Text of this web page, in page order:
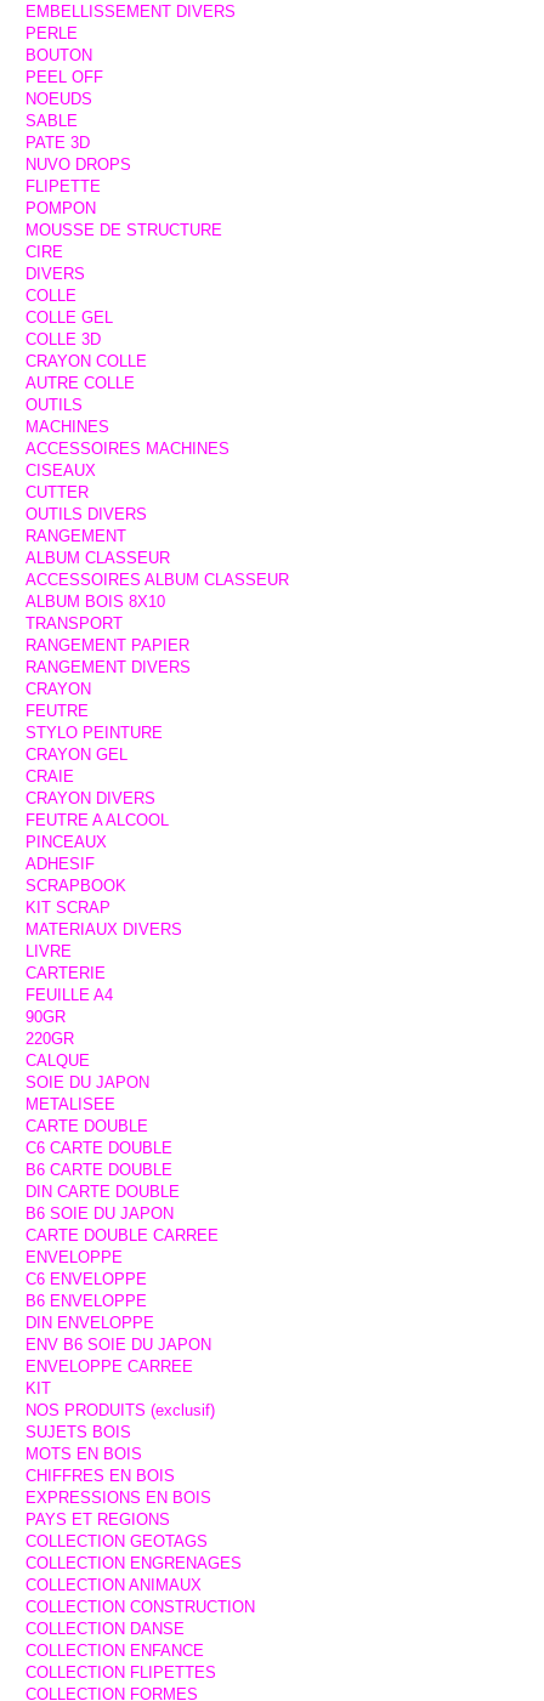
EMBELLISSEMENT DIVERS
PERLE
BOUTON
PEEL OFF
NOEUDS
SABLE
PATE 3D
NUVO DROPS
FLIPETTE
POMPON
MOUSSE DE STRUCTURE
CIRE
DIVERS
COLLE
COLLE GEL
COLLE 3D
CRAYON COLLE
AUTRE COLLE
OUTILS
MACHINES
ACCESSOIRES MACHINES
CISEAUX
CUTTER
OUTILS DIVERS
RANGEMENT
ALBUM CLASSEUR
ACCESSOIRES ALBUM CLASSEUR
ALBUM BOIS 8X10
TRANSPORT
RANGEMENT PAPIER
RANGEMENT DIVERS
CRAYON
FEUTRE
STYLO PEINTURE
CRAYON GEL
CRAIE
CRAYON DIVERS
FEUTRE A ALCOOL
PINCEAUX
ADHESIF
SCRAPBOOK
KIT SCRAP
MATERIAUX DIVERS
LIVRE
CARTERIE
FEUILLE A4
90GR
220GR
CALQUE
SOIE DU JAPON
METALISEE
CARTE DOUBLE
C6 CARTE DOUBLE
B6 CARTE DOUBLE
DIN CARTE DOUBLE
B6 SOIE DU JAPON
CARTE DOUBLE CARREE
ENVELOPPE
C6 ENVELOPPE
B6 ENVELOPPE
DIN ENVELOPPE
ENV B6 SOIE DU JAPON
ENVELOPPE CARREE
KIT
NOS PRODUITS (exclusif)
SUJETS BOIS
MOTS EN BOIS
CHIFFRES EN BOIS
EXPRESSIONS EN BOIS
PAYS ET REGIONS
COLLECTION GEOTAGS
COLLECTION ENGRENAGES
COLLECTION ANIMAUX
COLLECTION CONSTRUCTION
COLLECTION DANSE
COLLECTION ENFANCE
COLLECTION FLIPETTES
COLLECTION FORMES